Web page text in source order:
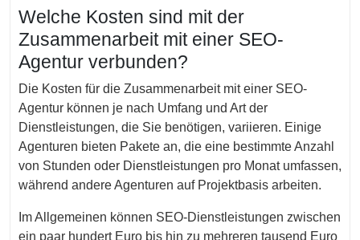
Welche Kosten sind mit der
Zusammenarbeit mit einer SEO-
Agentur verbunden?
Die Kosten für die Zusammenarbeit mit einer SEO-
Agentur können je nach Umfang und Art der
Dienstleistungen, die Sie benötigen, variieren. Einige
Agenturen bieten Pakete an, die eine bestimmte Anzahl
von Stunden oder Dienstleistungen pro Monat umfassen,
während andere Agenturen auf Projektbasis arbeiten.
Im Allgemeinen können SEO-Dienstleistungen zwischen
ein paar hundert Euro bis hin zu mehreren tausend Euro